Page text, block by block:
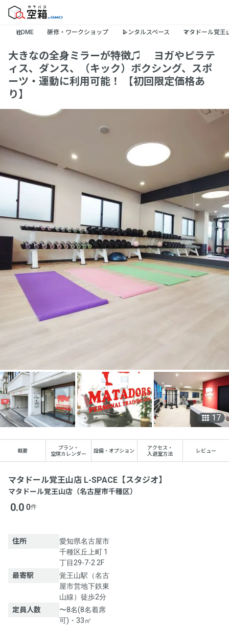
HOME 研修・ワークショップ レンタルスペース マタドール覚王
大きなの全身ミラーが特徴♫ ヨガやピラテ
ィス、ダンス、（キック）ボクシング、スポ
ーツ・運動に利用可能！ 【初回限定価格あ
り】
17
概要
プラン ・
空席カレンダー
設備・オプション
アクセス ・
入退室方法
レビュー
マタドール覚王山店 L-SPACE【スタジオ】
マタドール覚王山店（名古屋市千種区）
0.0 0件
住所
愛知県名古屋市
千種区丘上町 1
丁目29-7-2 2F
最寄駅
覚王山駅（名古
屋市営地下鉄東
山線）徒歩2分
定員人数
〜8名(8名着席
可)・33㎡